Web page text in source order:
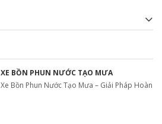
XE BỒN PHUN NƯỚC TẠO MƯA
Xe Bồn Phun Nước Tạo Mưa – Giải Pháp Hoàn